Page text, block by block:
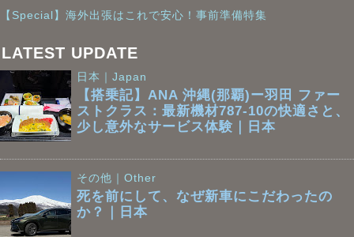
【Special】海外出張はこれで安心！事前準備特集
LATEST UPDATE
日本｜Japan
【搭乗記】ANA 沖縄(那覇)ー羽田 ファー
ストクラス：最新機材787-10の快適さと、
少し意外なサービス体験｜日本
その他｜Other
死を前にして、なぜ新車にこだわったの
か？｜日本